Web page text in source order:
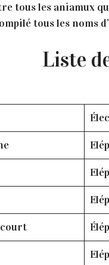
tous les aniamux
tous les noms
Liste
court